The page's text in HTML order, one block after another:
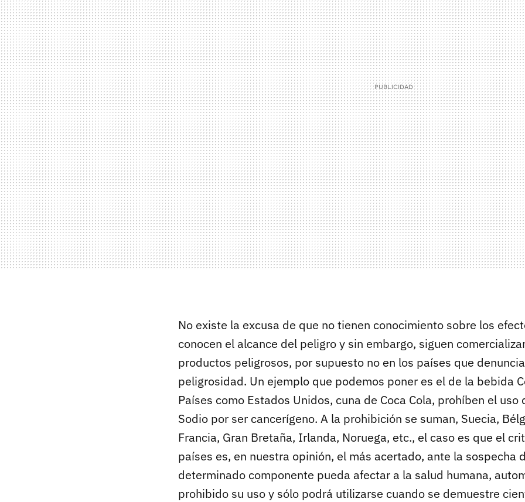
No existe la excusa de que no tienen conocimiento sobre los
conocen el alcance del peligro y sin embargo, siguen
productos peligrosos, por supuesto no en los países que
peligrosidad. Un ejemplo que podemos poner es el de la bebida
Países como Estados Unidos, cuna de Coca Cola, prohíben el uso
Sodio por ser cancerígeno. A la prohibición se suman, Suecia,
Francia, Gran Bretaña, Irlanda, Noruega, etc., el caso es que el
países es, en nuestra opinión, el más acertado, ante la sospecha
determinado componente pueda afectar a la salud humana,
prohibido su uso y sólo podrá utilizarse cuando se demuestre